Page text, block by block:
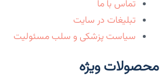
تماس با ما
تبلیغات در سایت
سیاست پزشکی و سلب مسئولیت
محصولات ویژه